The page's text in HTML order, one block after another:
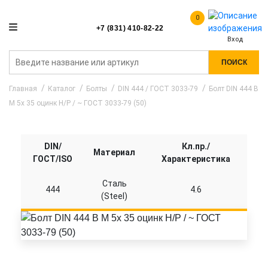
+7 (831) 410-82-22
0
Вход
ПОИСК
Главная Каталог Болты DIN 444 / ГОСТ 3033-79
Болт DIN 444 B
M 5x 35 оцинк Н/Р / ~ ГОСТ 3033-79 (50)
DIN/
ГОСТ/ISO
Материал
Кл.пр./
Характеристика
444
Сталь
(Steel)
4.6